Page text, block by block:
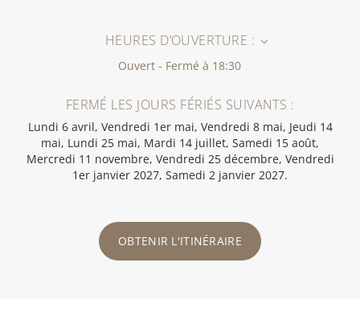
HEURES D’OUVERTURE :
Ouvert - Fermé à 18:30
FERMÉ LES JOURS FÉRIÉS SUIVANTS :
Lundi 6 avril, Vendredi 1er mai, Vendredi 8 mai, Jeudi 14
mai, Lundi 25 mai, Mardi 14 juillet, Samedi 15 août,
Mercredi 11 novembre, Vendredi 25 décembre, Vendredi
1er janvier 2027, Samedi 2 janvier 2027.
OBTENIR L'ITINÉRAIRE